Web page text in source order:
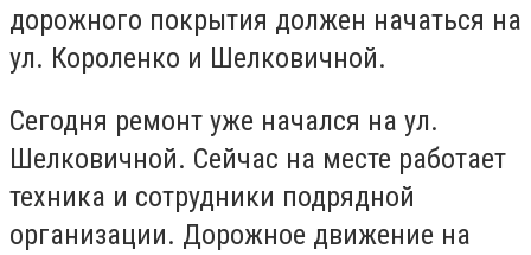
дорожного покрытия должен начаться на
ул. Короленко и Шелковичной.
Сегодня ремонт уже начался на ул.
Шелковичной. Сейчас на месте работает
техника и сотрудники подрядной
организации. Дорожное движение на